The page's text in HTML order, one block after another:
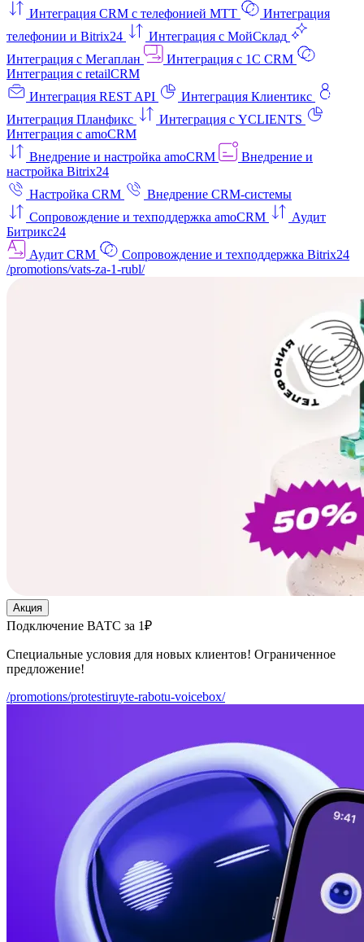
Интеграция CRM с телефонией МТТ
Интеграция
телефонии и Bitrix24
Интеграция с МойСклад
Интеграция с Мегаплан
Интеграция с 1C CRM
Интеграция с retailCRM
Интеграция REST API
Интеграция Клиентикс
Интеграция Планфикс
Интеграция с YCLIENTS
Интеграция с amoCRM
Внедрение и настройка amoCRM
Внедрение и
настройка Bitrix24
Настройка CRM
Внедрение CRM-системы
Сопровождение и техподдержка amoCRM
Аудит
Битрикс24
Аудит CRM
Сопровождение и техподдержка Bitrix24
/promotions/vats-za-1-rubl/
Акция
Подключение ВАТС за 1₽
Специальные условия для новых клиентов! Ограниченное
предложение!
/promotions/protestiruyte-rabotu-voicebox/